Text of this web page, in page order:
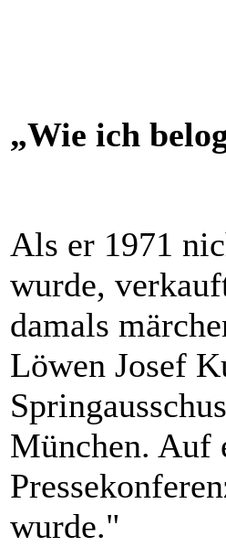
„Wie ich
Als er 1971
wurde,
damals
Löwen Josef
München. Auf
wurde."